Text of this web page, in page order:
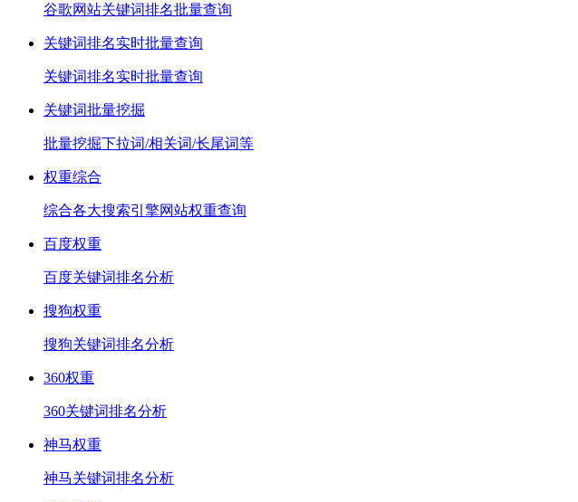
谷歌网站关键词排名批量查询
关键词排名实时批量查询
关键词排名实时批量查询
关键词批量挖掘
批量挖掘下拉词/相关词/长尾词等
权重综合
综合各大搜索引擎网站权重查询
百度权重
百度关键词排名分析
搜狗权重
搜狗关键词排名分析
360权重
360关键词排名分析
神马权重
神马关键词排名分析